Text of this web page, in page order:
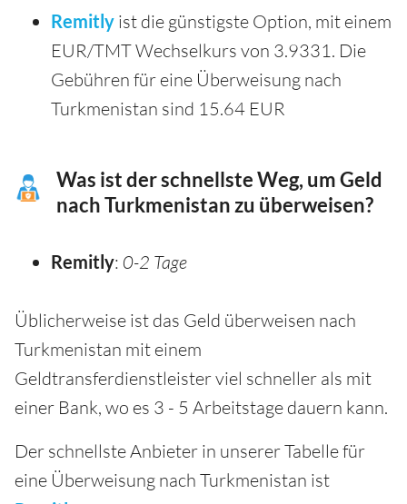
Remitly ist die günstigste Option, mit einem
EUR/TMT Wechselkurs von 3.9331. Die
Gebühren für eine Überweisung nach
Turkmenistan sind 15.64 EUR
Was ist der schnellste Weg, um Geld
nach Turkmenistan zu überweisen?
Remitly: 0-2 Tage
Üblicherweise ist das Geld überweisen nach
Turkmenistan mit einem
Geldtransferdienstleister viel schneller als mit
einer Bank, wo es 3 - 5 Arbeitstage dauern kann.
Der schnellste Anbieter in unserer Tabelle für
eine Überweisung nach Turkmenistan ist